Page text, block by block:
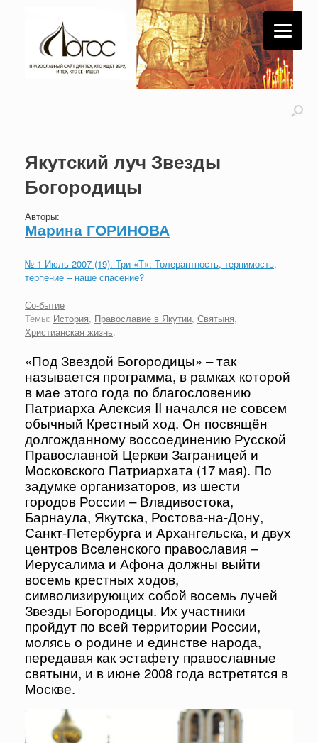
Якутский луч Звезды
Богородицы
Авторы:
Марина ГОРИНОВА
№ 1 Июль 2007 (19). Три «Т»: Толерантность, терпимость,
терпение – наше спасение?
Со-бытие
Темы: История, Православие в Якутии, Святыня,
Христианская жизнь.
«Под Звездой Богородицы» – так
называется программа, в рамках которой
в мае этого года по благословению
Патриарха Алексия II начался не совсем
обычный Крестный ход. Он посвящён
долгожданному воссоединению Русской
Православной Церкви Заграницей и
Московского Патриархата (17 мая). По
задумке организаторов, из шести
городов России – Владивостока,
Барнаула, Якутска, Ростова-на-Дону,
Санкт-Петербурга и Архангельска, и двух
центров Вселенского православия –
Иерусалима и Афона должны выйти
восемь крестных ходов,
символизирующих собой восемь лучей
Звезды Богородицы. Их участники
пройдут по всей территории России,
молясь о родине и единстве народа,
передавая как эстафету православные
святыни, и в июне 2008 года встретятся в
Москве.